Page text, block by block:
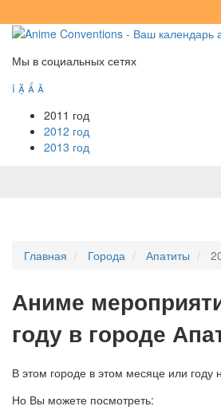
Мы в социальных сетях
   
2011 год
2012 год
2013 год
Главная Города Апатиты
Аниме
году в городе
В этом городе в этом месяце или году
Но Вы можете посмотреть: